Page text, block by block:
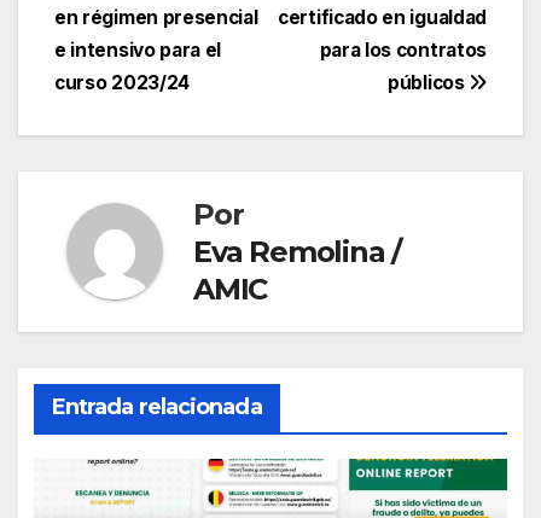
b
o
k
A
a
m
ar
tir
entradas
certificado en igualdad
para los contratos
públicos
en régimen presencial
e intensivo para el
curso 2023/24
Por
Eva Remolina /
AMIC
Entrada relacionada